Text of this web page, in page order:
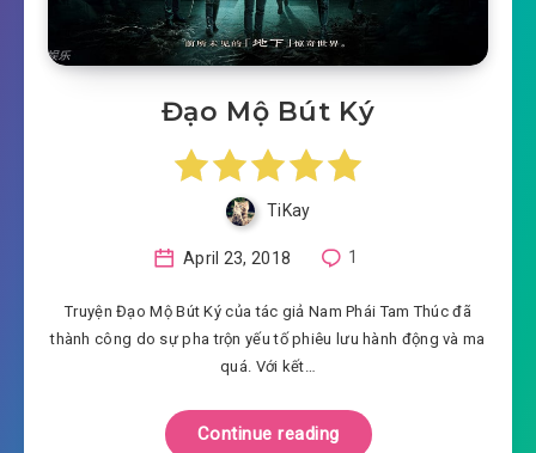
Đạo Mộ Bút Ký
TiKay
April 23, 2018 1
Truyện Đạo Mộ Bút Ký của tác giả Nam Phái Tam Thúc đã
thành công do sự pha trộn yếu tố phiêu lưu hành động và ma
quá. Với kết…
Continue reading